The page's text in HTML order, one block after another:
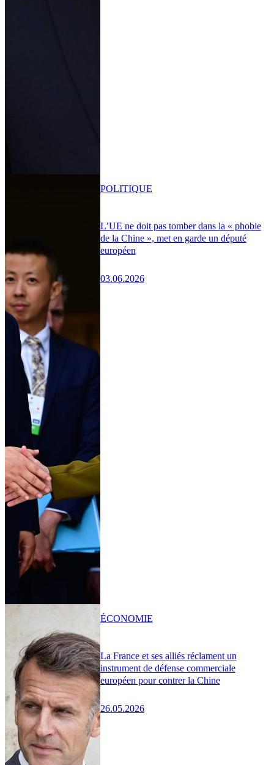
L’UE ne doit pas tomber dans la « phobie
de la Chine », met en garde un député
européen
03.06.2026
POLITIQUE
La France et ses alliés réclament un
instrument de défense commerciale
européen pour contrer la Chine
26.05.2026
ÉCONOMIE